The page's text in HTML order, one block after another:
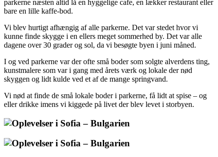
parkerne næsten altid lå en hyggelige cafe, en lækker restaurant eller
bare en lille kaffe-bod.
Vi blev hurtigt afhængig af alle parkerne. Det var stedet hvor vi
kunne finde skygge i en ellers meget sommerhed by. Det var alle
dagene over 30 grader og sol, da vi besøgte byen i juni måned.
I og ved parkerne var der ofte små boder som solgte alverdens ting,
kunstmalere som var i gang med årets værk og lokale der nød
skyggen og lidt kulde ved et af de mange springvand.
Vi nød at finde de små lokale boder i parkerne, få lidt at spise – og
eller drikke imens vi kiggede på livet der blev levet i storbyen.